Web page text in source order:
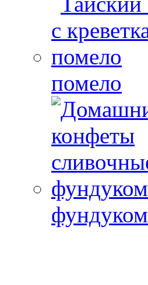
помело
фундуком